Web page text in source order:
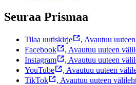
Seuraa Prismaa
Tilaa uutiskirje , Avautuu
Facebook
, Avautuu uuteen
Instagram
, Avautuu uuteen
YouTube
, Avautuu uuteen
TikTok
, Avautuu uuteen